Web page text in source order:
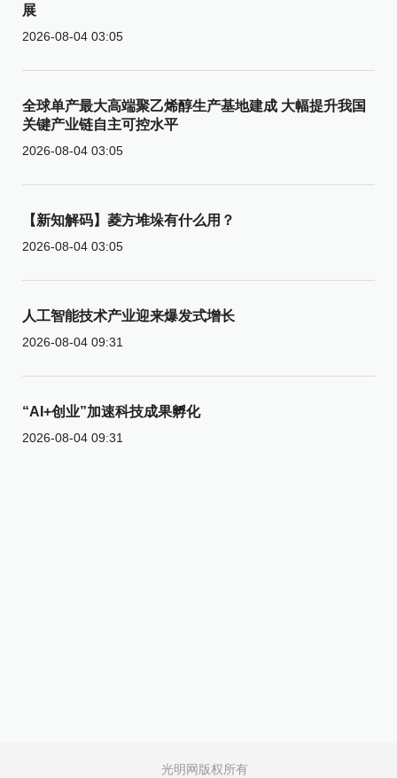
展
2026-08-04 03:05
全球单产最大高端聚乙烯醇生产基地建成 大幅提升我国
关键产业链自主可控水平
2026-08-04 03:05
【新知解码】菱方堆垛有什么用？
2026-08-04 03:05
人工智能技术产业迎来爆发式增长
2026-08-04 09:31
“AI+创业”加速科技成果孵化
2026-08-04 09:31
光明网版权所有